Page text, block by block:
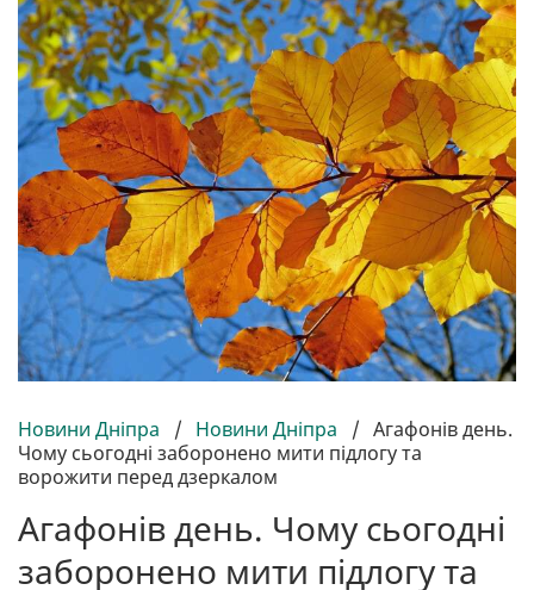
Новини Дніпра / Новини Дніпра / Агафонів день.
Чому сьогодні заборонено мити підлогу та
ворожити перед дзеркалом
Агафонів день. Чому сьогодні
заборонено мити підлогу та